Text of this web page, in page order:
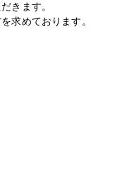
きます。
求めております。